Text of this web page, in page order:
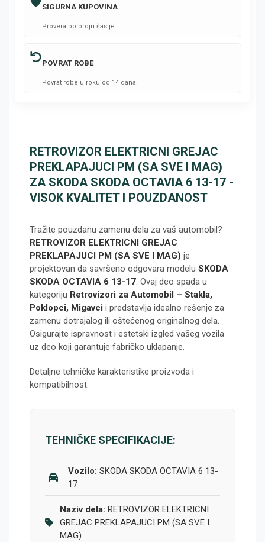
SIGURNA KUPOVINA
Provera po broju šasije.
POVRAT ROBE
Povrat robe u roku od 14 dana.
RETROVIZOR ELEKTRICNI GREJAC
PREKLAPAJUCI PM (SA SVE I MAG)
ZA SKODA SKODA OCTAVIA 6 13-17 -
VISOK KVALITET I POUZDANOST
Tražite pouzdanu zamenu dela za vaš automobil?
RETROVIZOR ELEKTRICNI GREJAC
PREKLAPAJUCI PM (SA SVE I MAG) je
projektovan da savršeno odgovara modelu SKODA
SKODA OCTAVIA 6 13-17. Ovaj deo spada u
kategoriju Retrovizori za Automobil – Stakla,
Poklopci, Migavci i predstavlja idealno rešenje za
zamenu dotrajalog ili oštećenog originalnog dela.
Osigurajte ispravnost i estetski izgled vašeg vozila
uz deo koji garantuje fabričko uklapanje.
Detaljne tehničke karakteristike proizvoda i
kompatibilnost.
TEHNIČKE SPECIFIKACIJE:
Vozilo: SKODA SKODA OCTAVIA 6 13-
17
Naziv dela: RETROVIZOR ELEKTRICNI
GREJAC PREKLAPAJUCI PM (SA SVE I
MAG)